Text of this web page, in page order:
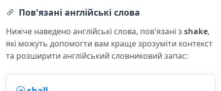
Пов'язані англійські слова
Нижче наведено англійські слова, пов'язані з shake,
які можуть допомогти вам краще зрозуміти контекст
та розширити англійський словниковий запас: